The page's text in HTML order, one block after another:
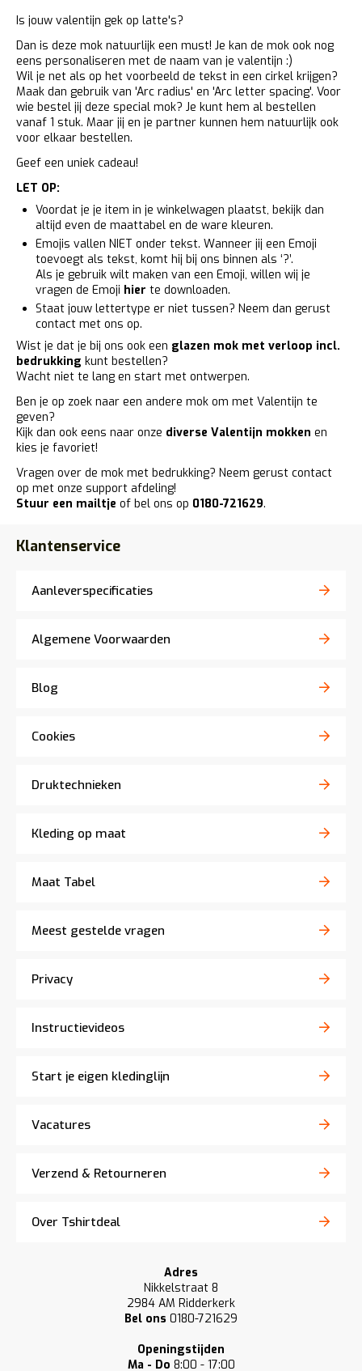
Is jouw valentijn gek op latte's?
Dan is deze mok natuurlijk een must! Je kan de mok ook nog
eens personaliseren met de naam van je valentijn :)
Wil je net als op het voorbeeld de tekst in een cirkel krijgen?
Maak dan gebruik van 'Arc radius' en 'Arc letter spacing'. Voor
wie bestel jij deze special mok? Je kunt hem al bestellen
vanaf 1 stuk. Maar jij en je partner kunnen hem natuurlijk ook
voor elkaar bestellen.
Geef een uniek cadeau!
LET OP:
Voordat je je item in je winkelwagen plaatst, bekijk dan
altijd even de maattabel en de ware kleuren.
Emojis vallen NIET onder tekst. Wanneer jij een Emoji
toevoegt als tekst, komt hij bij ons binnen als ‘?’.
Als je gebruik wilt maken van een Emoji, willen wij je
vragen de Emoji hier te downloaden.
Staat jouw lettertype er niet tussen? Neem dan gerust
contact met ons op.
Wist je dat je bij ons ook een glazen mok met verloop incl.
bedrukking kunt bestellen?
Wacht niet te lang en start met ontwerpen.
Ben je op zoek naar een andere mok om met Valentijn te
geven?
Kijk dan ook eens naar onze diverse Valentijn mokken en
kies je favoriet!
Vragen over de mok met bedrukking? Neem gerust contact
op met onze support afdeling!
Stuur een mailtje of bel ons op 0180-721629.
Klantenservice
Aanleverspecificaties
Algemene Voorwaarden
Blog
Cookies
Druktechnieken
Kleding op maat
Maat Tabel
Meest gestelde vragen
Privacy
Instructievideos
Start je eigen kledinglijn
Vacatures
Verzend & Retourneren
Over Tshirtdeal
Adres
Nikkelstraat 8
2984 AM Ridderkerk
Bel ons 0180-721629
Openingstijden
Ma - Do 8:00 - 17:00